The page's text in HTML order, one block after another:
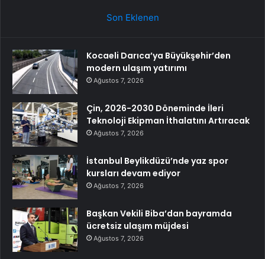
Son Eklenen
Kocaeli Darıca’ya Büyükşehir’den
modern ulaşım yatırımı
Ağustos 7, 2026
Çin, 2026-2030 Döneminde İleri
Teknoloji Ekipman İthalatını Artıracak
Ağustos 7, 2026
İstanbul Beylikdüzü’nde yaz spor
kursları devam ediyor
Ağustos 7, 2026
Başkan Vekili Biba’dan bayramda
ücretsiz ulaşım müjdesi
Ağustos 7, 2026